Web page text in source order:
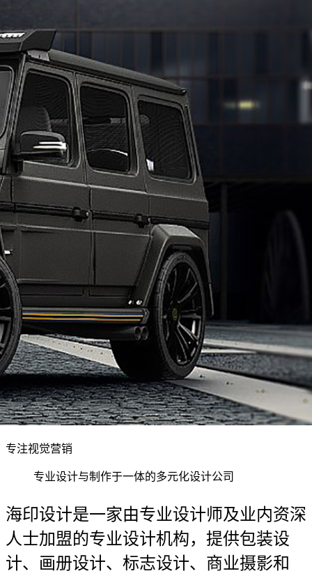
专注视觉营销
专业设计与制作于一体的多元化设计公司
海印设计是一家由专业设计师及业内资深
人士加盟的专业设计机构，提供包装设
计、画册设计、标志设计、商业摄影和